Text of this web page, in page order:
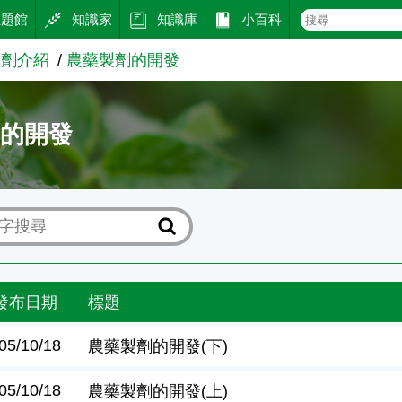
館 知識家 知識庫 小百科
介紹 農藥製劑的開發
開發
布日期 標題
10/18 農藥製劑的開發(下)
10/18 農藥製劑的開發(上)